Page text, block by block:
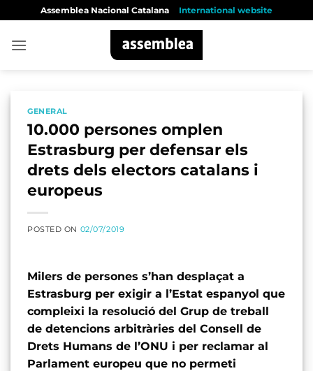
content
Assemblea Nacional Catalana International website
GENERAL
10.000 persones omplen
Estrasburg per defensar els
drets dels electors catalans i
europeus
POSTED ON 02/07/2019
Milers de persones s’han desplaçat a
Estrasburg per exigir a l’Estat espanyol que
compleixi la resolució del Grup de treball
de detencions arbitràries del Consell de
Drets Humans de l’ONU i per reclamar al
Parlament europeu que no permeti